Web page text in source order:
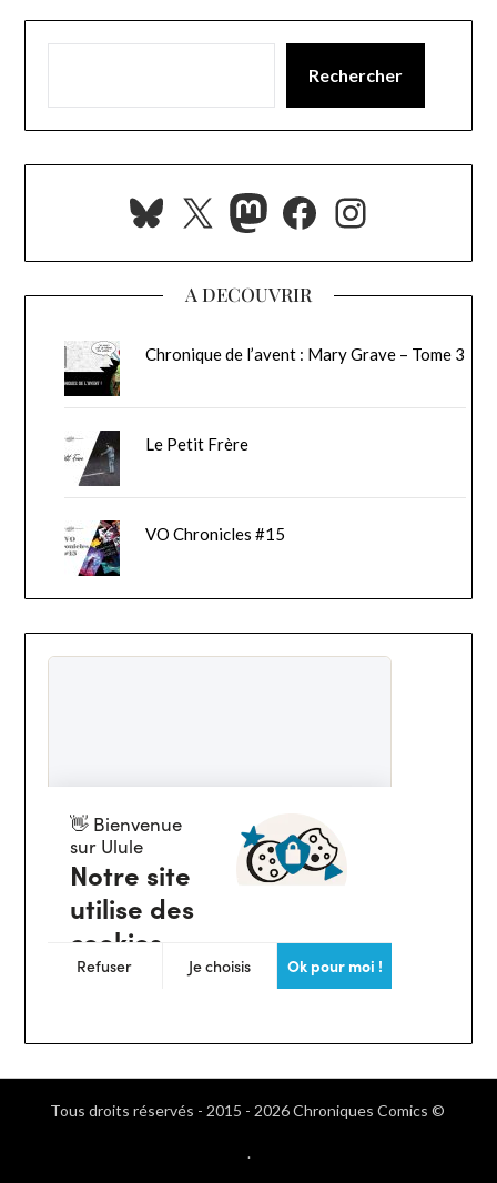
Rechercher
Bluesky
X Mastodon
Facebook
A DECOUVRIR
Chronique de l’avent : Mary Grave – Tome 3
Le Petit Frère
VO Chronicles #15
Tous droits réservés - 2015 - 2026 Chroniques Comics ©
.